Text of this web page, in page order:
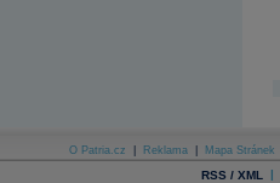
O Patria.cz Reklama Mapa Stránek
RSS / XML |